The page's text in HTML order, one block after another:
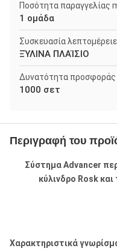
Ποσότητα παραγγελίας
1 ομάδα
Συσκευασία
ΞΎΛΙΝΑ ΠΛΑΊΣΙΟ
Δυνατότητα προσφοράς
1000 σετ
Περιγραφή του
Σύστημα Advancer
κύλινδρο Rosk
Χαρακτηριστικά